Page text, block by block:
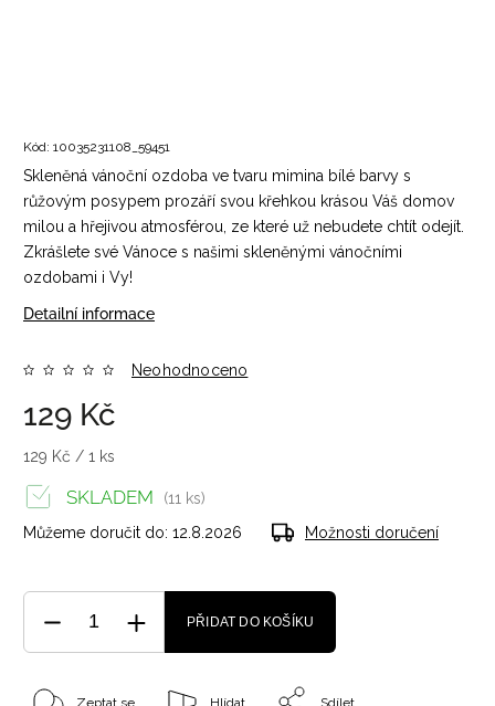
Kód: 10035231108_59451
Skleněná vánoční ozdoba ve tvaru mimina bílé barvy s
růžovým posypem prozáří svou křehkou krásou Váš domov
milou a hřejivou atmosférou, ze které už nebudete chtít odejít.
Zkrášlete své Vánoce s našimi skleněnými vánočními
ozdobami i Vy!
Detailní informace
Neohodnoceno
129 Kč
129 Kč / 1 ks
SKLADEM
(11 ks)
Můžeme doručit do: 12.8.2026 Možnosti doručení
PŘIDAT DO KOŠÍKU
Zeptat se Hlídat Sdílet